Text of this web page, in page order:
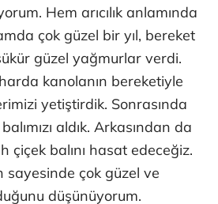
Hem arıcılık anlamında
çok güzel bir yıl, bereket
güzel yağmurlar verdi.
kanolanın bereketiyle
yetiştirdik. Sonrasında
aldık. Arkasından da
çiçek balını hasat edeceğiz.
sayesinde çok güzel ve
düşünüyorum.